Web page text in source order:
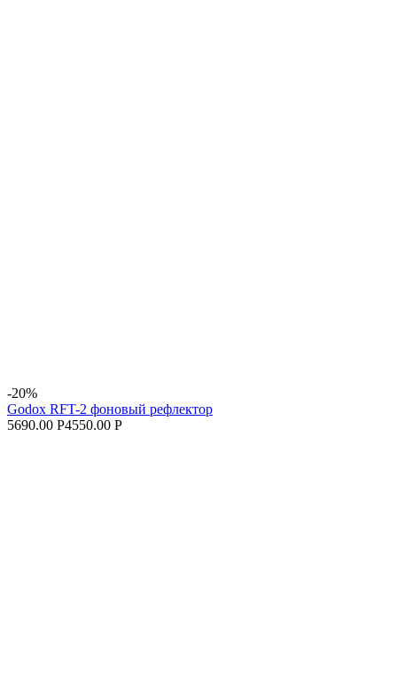
-20%
Godox RFT-2 фоновый рефлектор
5690.00 Р4550.00 Р